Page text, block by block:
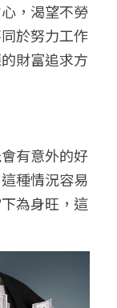
，渴望不勞
於努力工作
財富追求方
有意外的好
種情況容易
為身旺，這